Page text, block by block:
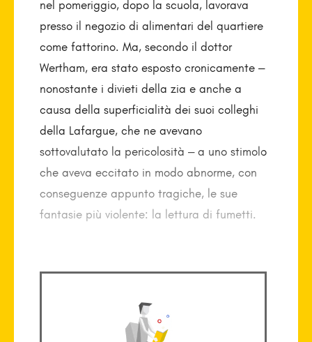
nel pomeriggio, dopo la scuola, lavorava
presso il negozio di alimentari del quartiere
come fattorino. Ma, secondo il dottor
Wertham, era stato esposto cronicamente –
nonostante i divieti della zia e anche a
causa della superficialità dei suoi colleghi
della Lafargue, che ne avevano
sottovalutato la pericolosità – a uno stimolo
che aveva eccitato in modo abnorme, con
conseguenze appunto tragiche, le sue
fantasie più violente: la lettura di fumetti.